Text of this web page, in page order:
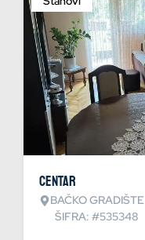
Centar
BAČKO GRADIŠTE
ŠIFRA: #535348